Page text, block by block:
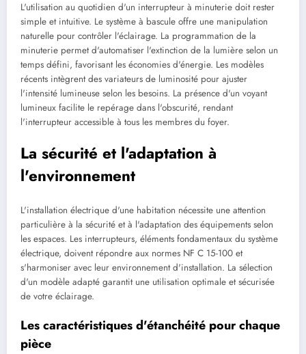
L'utilisation au quotidien d'un interrupteur à minuterie doit rester
simple et intuitive. Le système à bascule offre une manipulation
naturelle pour contrôler l'éclairage. La programmation de la
minuterie permet d'automatiser l'extinction de la lumière selon un
temps défini, favorisant les économies d'énergie. Les modèles
récents intègrent des variateurs de luminosité pour ajuster
l'intensité lumineuse selon les besoins. La présence d'un voyant
lumineux facilite le repérage dans l'obscurité, rendant
l'interrupteur accessible à tous les membres du foyer.
La sécurité et l'adaptation à
l'environnement
L'installation électrique d'une habitation nécessite une attention
particulière à la sécurité et à l'adaptation des équipements selon
les espaces. Les interrupteurs, éléments fondamentaux du système
électrique, doivent répondre aux normes NF C 15-100 et
s'harmoniser avec leur environnement d'installation. La sélection
d'un modèle adapté garantit une utilisation optimale et sécurisée
de votre éclairage.
Les caractéristiques d'étanchéité pour chaque
pièce